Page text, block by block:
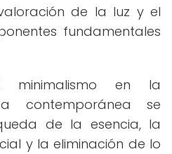
de la luz y el
fundamentales
minimalismo en la
contemporánea se
de la esencia, la
y la eliminación de lo